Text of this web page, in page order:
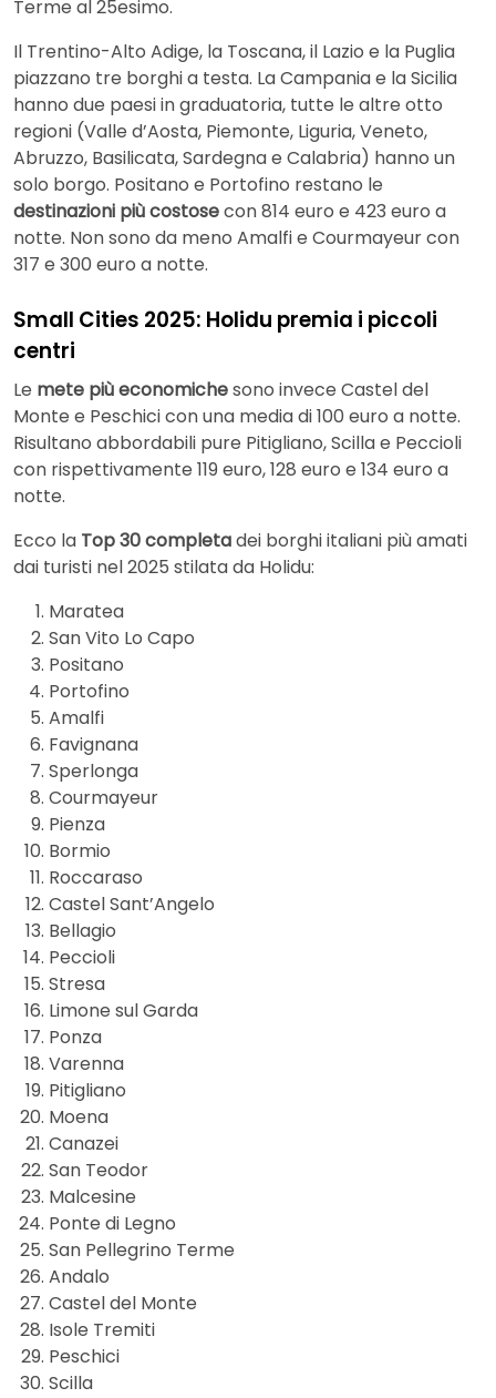
Terme al 25esimo.
Il Trentino-Alto Adige, la Toscana, il Lazio e la Puglia
piazzano tre borghi a testa. La Campania e la Sicilia
hanno due paesi in graduatoria, tutte le altre otto
regioni (Valle d’Aosta, Piemonte, Liguria, Veneto,
Abruzzo, Basilicata, Sardegna e Calabria) hanno un
solo borgo. Positano e Portofino restano le
destinazioni più costosecon 814 euro e 423 euro a
notte. Non sono da meno Amalfi e Courmayeur con
317 e 300 euro a notte.
Small Cities 2025: Holidu premia i piccoli
centri
Le mete più economichesono invece Castel del
Monte e Peschici con una media di 100 euro a notte.
Risultano abbordabili pure Pitigliano, Scilla e Peccioli
con rispettivamente 119 euro, 128 euro e 134 euro a
notte.
Ecco la Top 30 completadei borghi italiani più amati
dai turisti nel 2025 stilata da Holidu:
Maratea
San Vito Lo Capo
Positano
Portofino
Amalfi
Favignana
Sperlonga
Courmayeur
Pienza
Bormio
Roccaraso
Castel Sant’Angelo
Bellagio
Peccioli
Stresa
Limone sul Garda
Ponza
Varenna
Pitigliano
Moena
Canazei
San Teodor
Malcesine
Ponte di Legno
San Pellegrino Terme
Andalo
Castel del Monte
Isole Tremiti
Peschici
Scilla